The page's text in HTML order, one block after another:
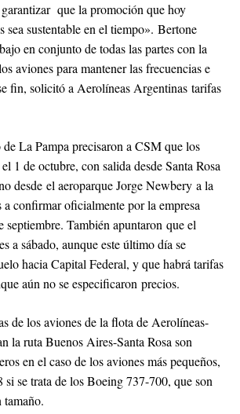
que la promoción que hoy
sea sustentable en el tiempo». Bertone
en conjunto de todas las partes con la
aviones para mantener las frecuencias e
fin, solicitó a Aerolíneas Argentinas tarifas
de La Pampa precisaron a CSM que los
1 de octubre, con salida desde Santa Rosa
desde el aeroparque Jorge Newbery a la
confirmar oficialmente por la empresa
septiembre. También apuntaron que el
a sábado, aunque este último día se
hacia Capital Federal, y que habrá tarifas
aún no se especificaron precios.
de los aviones de la flota de Aerolíneas-
la ruta Buenos Aires-Santa Rosa son
en el caso de los aviones más pequeños,
se trata de los Boeing 737-700, que son
tamaño.